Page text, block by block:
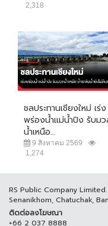
2,318
ชลประทานเชียงใหม่ เร่ง
พร่องน้ำแม่น้ำปิง รับม
น้ำเหนือ...
9 สิงหาคม 2569
1,274
RS Public Company
Senanikhom, Chatuchak,
ติดต่อลงโฆษณา
+66 2 037 8888